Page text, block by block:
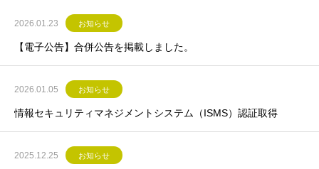
2026.01.23 お知らせ
【電子公告】合併公告を掲載しました。
2026.01.05 お知らせ
情報セキュリティマネジメントシステム（ISMS）認証取得
2025.12.25 お知らせ